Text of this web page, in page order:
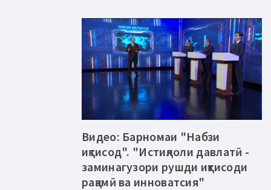
Видео: Барномаи "Набзи
иқтисод". "Истиқлоли давлатӣ -
заминагузори рушди иқтисоди
рақамӣ ва инноватсия"